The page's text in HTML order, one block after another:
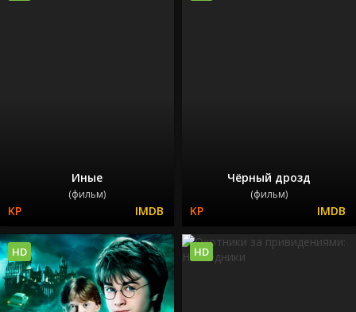
Иные
(фильм)
Чёрный дрозд
(фильм)
HD HD